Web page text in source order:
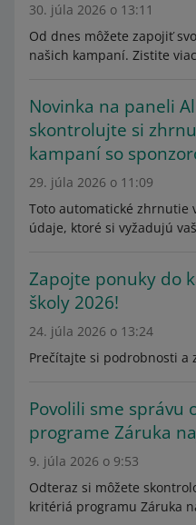
30. júla 2026 o 13:11
Od dnes môžete zapojiť
našich kampaní. Zistite
Novinka na paneli
skontrolujte si
kampaní so
29. júla 2026 o 11:09
Toto automatické zhrnutie
údaje, ktoré si vyžadujú
Zapojte ponuky do
školy 2026!
24. júla 2026 o 13:24
Prečítajte si podrobnosti a
Povolili sme správu
programe Záruka
9. júla 2026 o 9:53
Odteraz si môžete
kritériá programu Záruka